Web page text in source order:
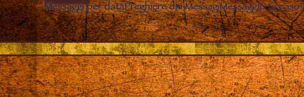
Messaggi per dataPreghiere dai MessagiMessaggio “a caso”